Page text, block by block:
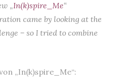
„In(k)spire_Me“
came by looking at the
– so I tried to combine
„In(k)spire_Me“: